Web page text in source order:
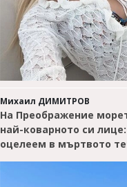
Михаил ДИМИТРОВ
На Преображение
най-коварното си
оцелеем в мъртвото